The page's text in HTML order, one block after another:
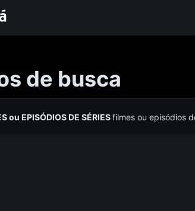
de busca
ou EPISÓDIOS DE SÉRIESfilmes ou episódios